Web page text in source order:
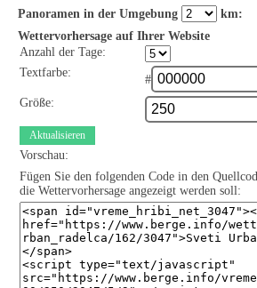
Panoramen in der Umgebung
km:
Wettervorhersage auf Ihrer Website
Anzahl der Tage:
Textfarbe:
#
Größe:
Aktualisieren
Vorschau:
Fügen Sie den folgenden Code in den
die Wettervorhersage angezeigt werden soll: